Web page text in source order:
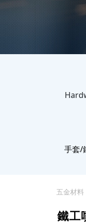
手套/
鐵工
五金材料